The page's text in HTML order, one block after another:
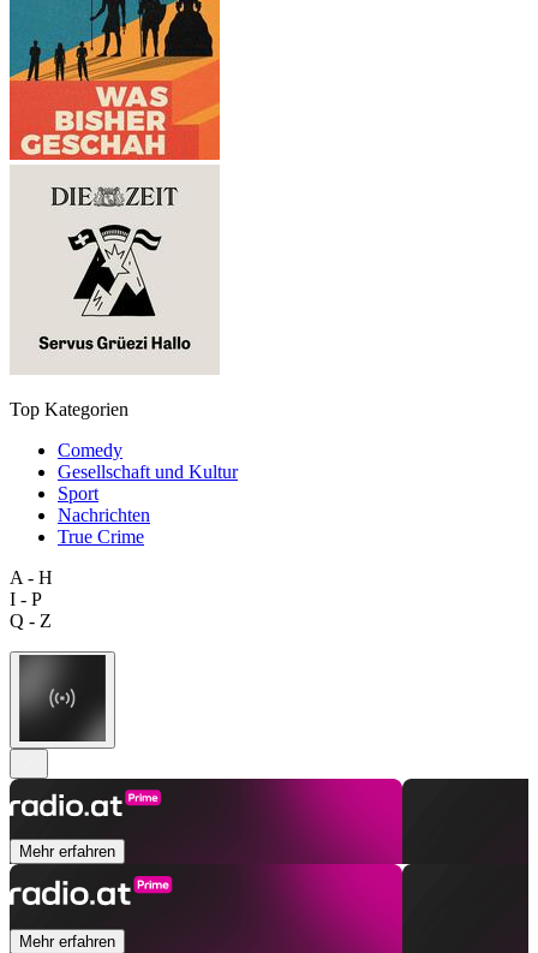
Top Kategorien
Comedy
Gesellschaft und Kultur
Sport
Nachrichten
True Crime
A - H
I - P
Q - Z
Mehr erfahren
Mehr erfahren